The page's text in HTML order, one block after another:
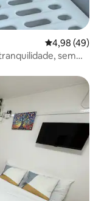
4,98 de uma
4,98 (49)
sem